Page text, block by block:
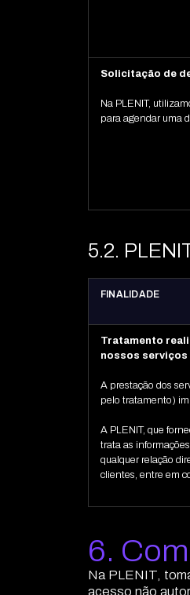
Solicitação de
Na PLENIT,
para agendar uma
5.2.
FINALIDADE
Tratamento
nossos serviços
A prestação dos
pelo tratamento)
A PLENIT, que
trata as
qualquer relação
clientes, entre em
6.
Na PLENIT,
acesso não